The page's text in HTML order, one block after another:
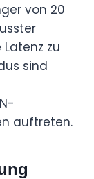
von 20
zu
sind
auftreten.